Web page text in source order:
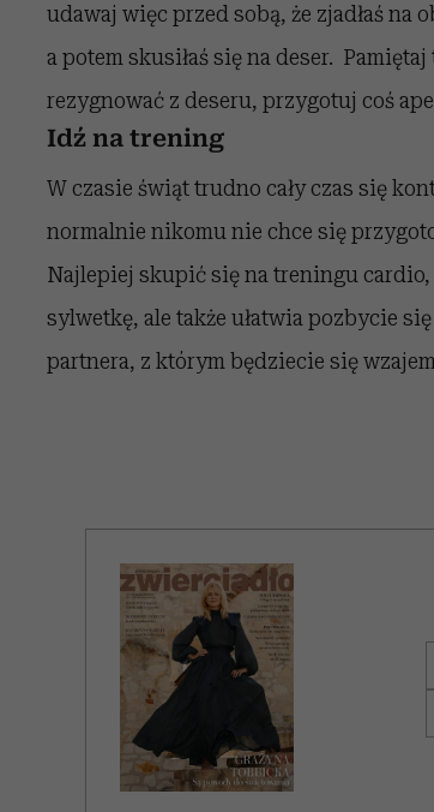
udawaj więc przed sobą, że zjadłaś na
a potem skusiłaś się na deser.
rezygnować z deseru, przygotuj coś
Idź na trening
W czasie świąt trudno cały czas się
normalnie nikomu nie chce się
Najlepiej skupić się na treningu
sylwetkę, ale także ułatwia pozbycie
partnera, z którym będziecie się